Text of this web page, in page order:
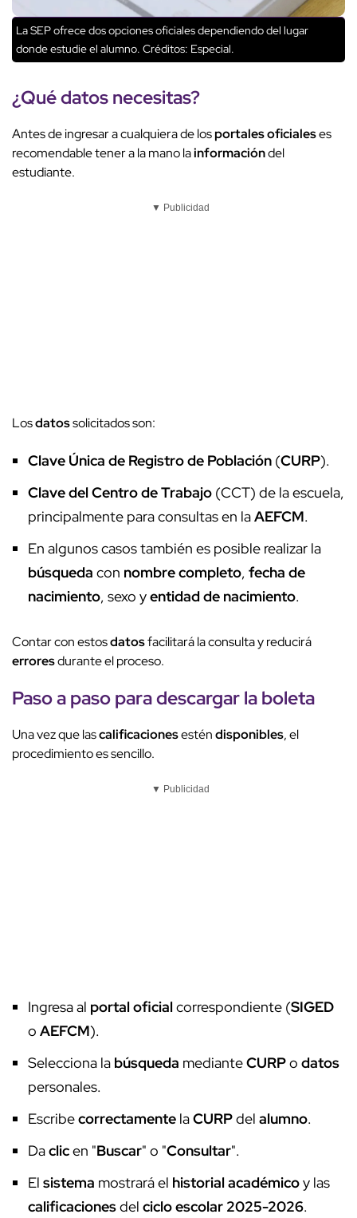
La SEP ofrece dos opciones oficiales dependiendo del lugar
donde estudie el alumno. Créditos: Especial.
¿Quédatosnecesitas?
Antes de ingresar a cualquiera de losportales oficialeses
recomendable tener a la mano lainformacióndel
estudiante.
▼ Publicidad
Losdatossolicitados son:
Clave Única de Registro de Población (CURP).
Clave del Centro de Trabajo (CCT) de la escuela,
principalmente para consultas en laAEFCM.
En algunos casos también es posible realizar la
búsqueda con nombre completo, fecha de
nacimiento, sexo yentidad de nacimiento.
Contar con estosdatosfacilitará la consulta y reducirá
erroresdurante el proceso.
Paso a pasopara descargar la boleta
Una vez que lascalificacionesesténdisponibles, el
procedimiento es sencillo.
▼ Publicidad
Ingresa al portal oficialcorrespondiente (SIGED
o AEFCM).
Selecciona la búsqueda medianteCURPo datos
personales.
Escribecorrectamente laCURPdel alumno.
Daclicen "Buscar" o "Consultar".
El sistema mostrará el historial académicoy las
calificacionesdel ciclo escolar 2025-2026.